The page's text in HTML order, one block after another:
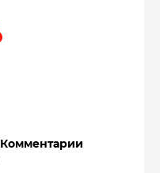
Комментарии